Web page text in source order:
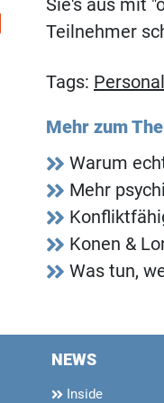
Sie's aus mit
Teilnehmer
Tags: Personal
Mehr zum
Warum
Mehr
Konen &
Was tun,
NEWS
Inside